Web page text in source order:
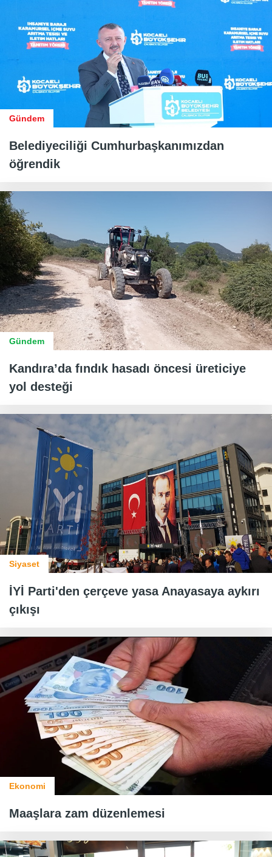
Gündem
Belediyeciliği Cumhurbaşkanımızdan
öğrendik
Gündem
Kandıra’da fındık hasadı öncesi üreticiye
yol desteği
Siyaset
İYİ Parti'den çerçeve yasa Anayasaya aykırı
çıkışı
Ekonomi
Maaşlara zam düzenlemesi